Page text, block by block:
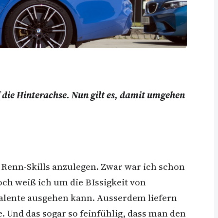
Hinterachse. Nun gilt es, damit umgehen
Skills anzulegen. Zwar war ich schon
weiß ich um die BIssigkeit von
ausgehen kann. Ausserdem liefern
Und das sogar so feinfühlig, dass man den